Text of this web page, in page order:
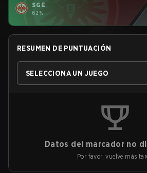
SGE
62%
RESUMEN DE PUNTUACIÓN
SELECCIONA UN JUEGO
Datos del marcador no
Por favor, vuelve más